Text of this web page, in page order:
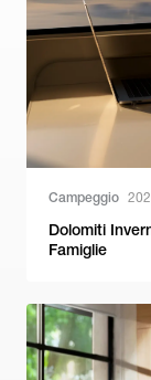
Campeggio
Dolomiti
Famiglie